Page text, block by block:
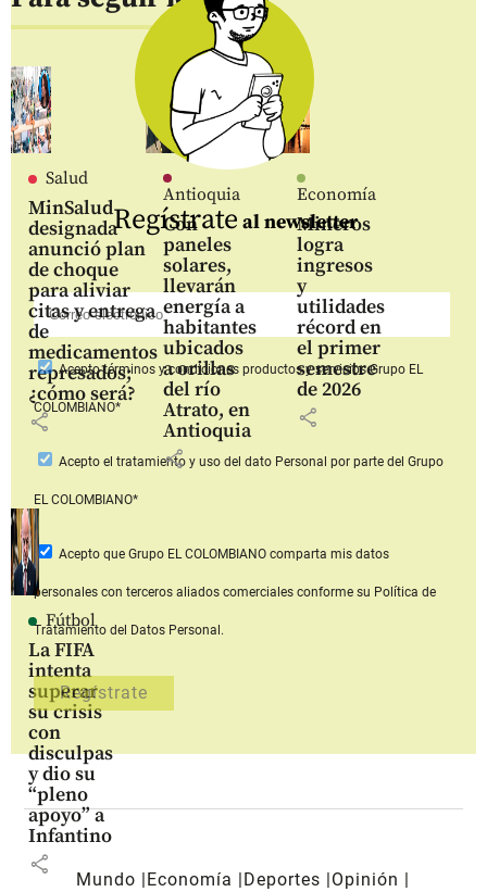
Salud
MinSalud
designada
anunció plan
de choque
para aliviar
citas y entrega
de
medicamentos
represados;
¿cómo será?
share
Antioquia
Con
paneles
solares,
llevarán
energía a
habitantes
ubicados
a orillas
del río
Atrato, en
Antioquia
share
Economía
Mineros
logra
ingresos
y
utilidades
récord en
el primer
semestre
de 2026
share
Fútbol
La FIFA
intenta
superar
su crisis
con
disculpas
y dio su
“pleno
apoyo” a
Infantino
share
Regístrate al newsletter
Aceptotérminos y condiciones productos y serviciosGrupo EL
COLOMBIANO*
Acepto el tratamiento y uso del dato Personal por parte del Grupo
EL COLOMBIANO*
Acepto que Grupo EL COLOMBIANOcomparta mis datos
personales con terceros aliados comerciales conforme su Política de
Tratamiento del Datos Personal.
Mundo Economía Deportes
Opinión